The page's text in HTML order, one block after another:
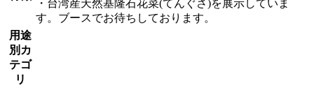
・台湾産天然基隆石花菜(てんぐさ)を展示していま
す。ブースでお待ちしております。
用途
別カ
テゴ
リ